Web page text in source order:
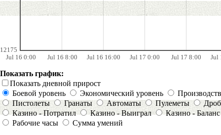
Jul 16 0:00 Jul 16 8:00 Jul 16 16:00 Jul 17 0:00 Jul 17 8:00 Jul
12175
Показать график:
Показать дневной прирост
Боевой уровень
Экономический уровень
Пистолеты
Гранаты Автоматы Пулеметы
Казино - Потратил
Казино - Выиграл
Казино - Баланс
Рабочие часы
Сумма умений